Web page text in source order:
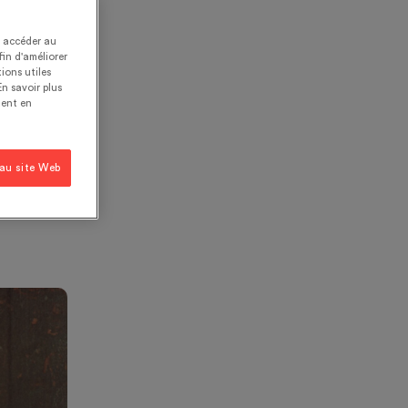
au
d'améliorer
utiles
savoir plus
en
site Web